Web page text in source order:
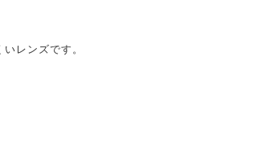
レンズです。